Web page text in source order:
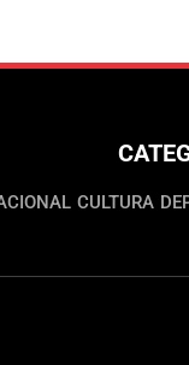
CULTURA